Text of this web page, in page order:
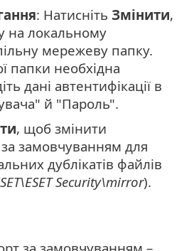
: Натисніть Змінити,
на локальному
мережеву папку.
папки необхідна
дані автентифікації в
й "Пароль".
, щоб змінити
замовчуванням для
дублікатів файлів
Security\mirror).